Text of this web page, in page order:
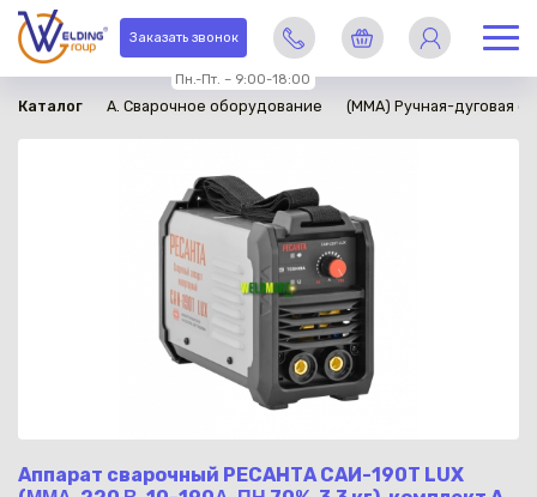
Заказать звонок
Пн.-Пт. – 9:00-18:00
Каталог A. Сварочное оборудование (ММА) Ручная-дуговая
Аппарат сварочный РЕСАНТА САИ-190T LUX
в наличии